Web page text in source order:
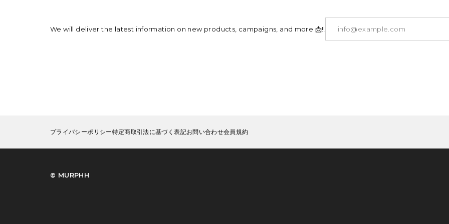
We will deliver the latest information on new products, campaigns, and more 📩!!
プライバシーポリシー特定商取引法に基づく表記お問い合わせ会員規約
©︎ MURPHH